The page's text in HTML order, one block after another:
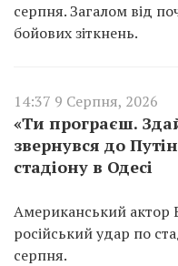
серпня. Загалом від
бойових зіткнень.
14:37 9 Серпня, 2026
«Ти програєш.
звернувся до
стадіону в Одесі
Американський актор
російський удар по
серпня.